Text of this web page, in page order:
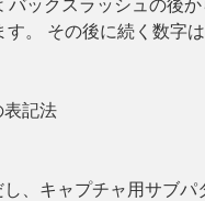
バックスラッシュの後
す。 その後に続く数字
表記法
、キャプチャ用サブパ